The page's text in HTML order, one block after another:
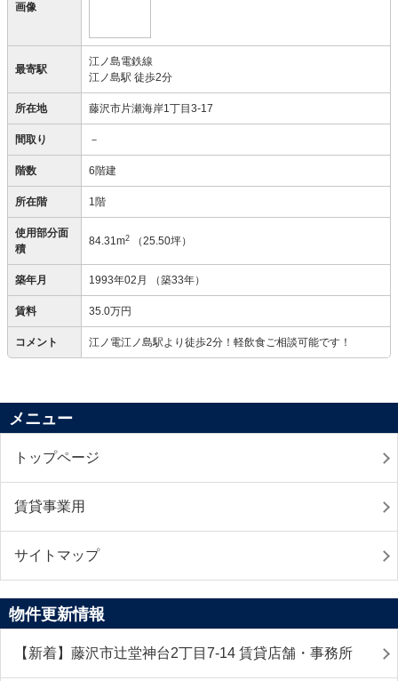
画像
最寄駅
江ノ島電鉄線
江ノ島駅 徒歩2分
所在地 藤沢市片瀬海岸1丁目3-17
間取り －
階数 6階建
所在階 1階
使用部分面
積
84.31m2 （25.50坪）
築年月 1993年02月 （築33年）
賃料 35.0万円
コメント 江ノ電江ノ島駅より徒歩2分！軽飲食ご相談可能です！
メニュー
トップページ
賃貸事業用
サイトマップ
物件更新情報
【新着】藤沢市辻堂神台2丁目7-14 賃貸店舗・事務所